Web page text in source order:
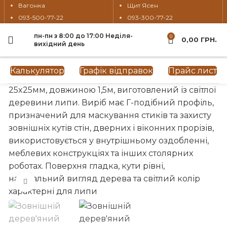
Вагонка
093-500-77-22
Щит Ясен
093-300-77-22
пн-пн з 8:00 до 17:00 Неділя-
вихідний день
0 0,00 ГРН.
Калькулятор Графік відправок Прайс лист
Натисніть, щоб збільшити